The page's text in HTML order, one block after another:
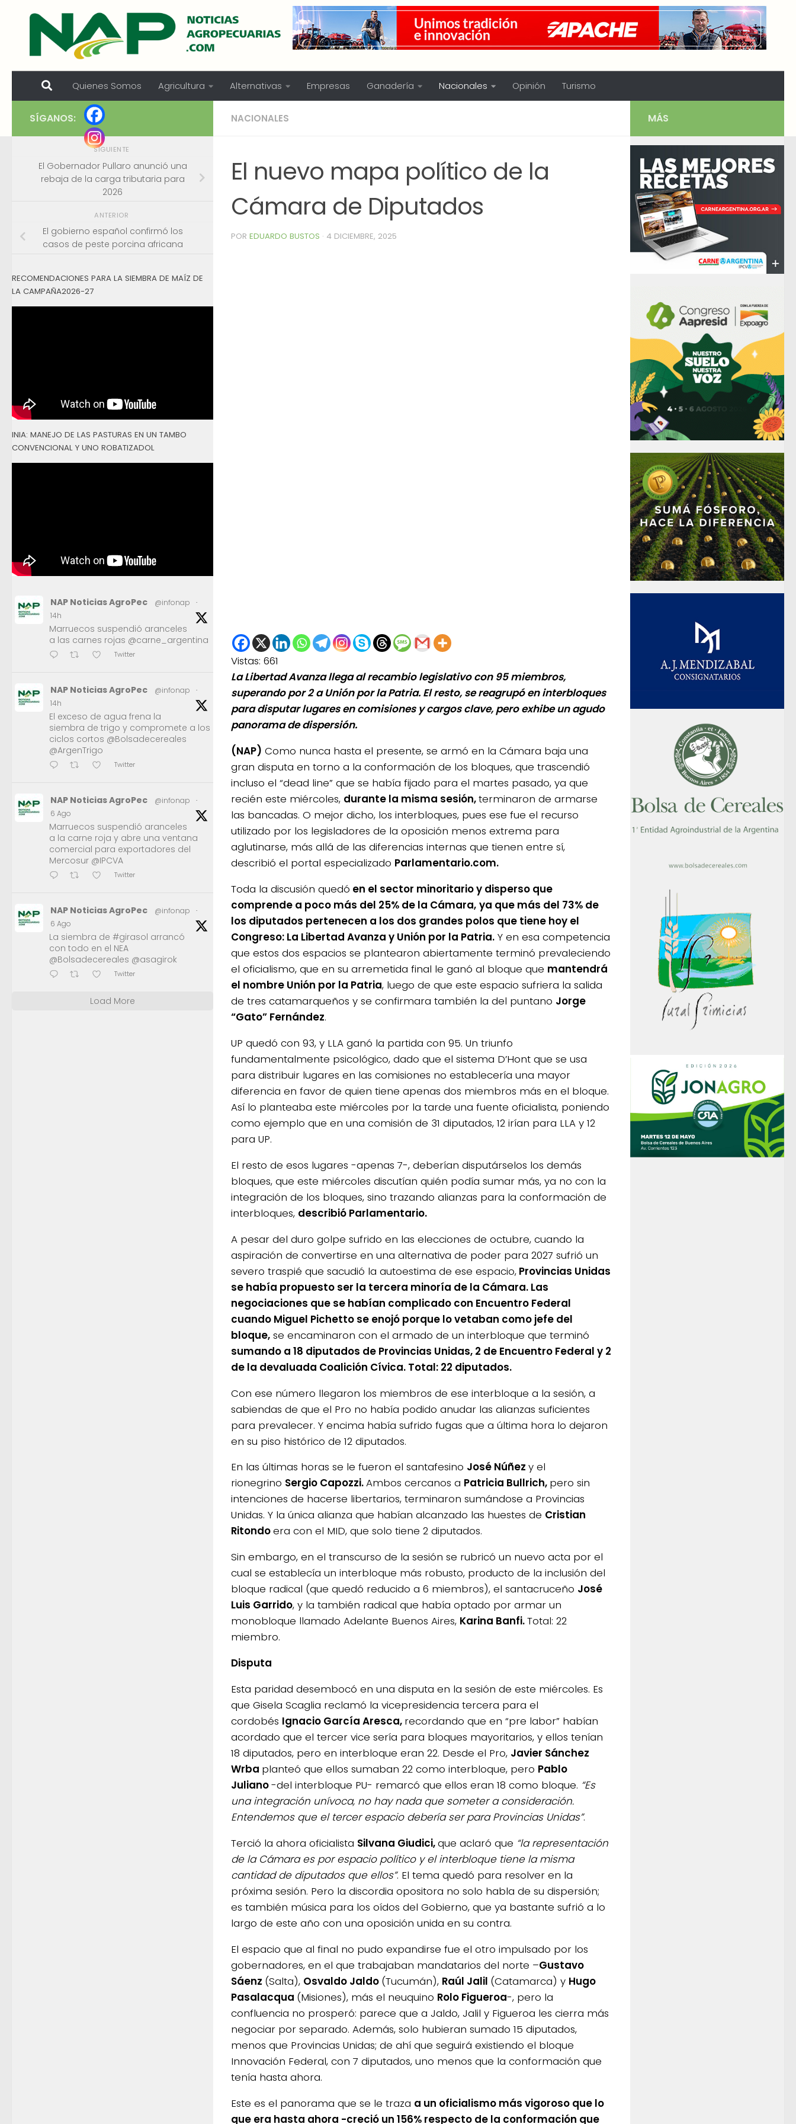
Skip to content
Quienes Somos Agricultura Alternativas Empresas Ganadería Nacionales Opinión Turismo
NACIONALES
El nuevo mapa político de la
Cámara de Diputados
POR EDUARDO BUSTOS · 4 DICIEMBRE, 2025
Vistas: 661
La Libertad Avanza llega al recambio legislativo con 95 miembros,
superando por 2 a Unión por la Patria. El resto, se reagrupó en interbloques
para disputar lugares en comisiones y cargos clave, pero exhibe un agudo
panorama de dispersión.
(NAP) Como nunca hasta el presente, se armó en la Cámara baja una
gran disputa en torno a la conformación de los bloques, que trascendió
incluso el “dead line” que se había fijado para el martes pasado, ya que
recién este miércoles, durante la misma sesión,terminaron de armarse
las bancadas. O mejor dicho, los interbloques, pues ese fue el recurso
utilizado por los legisladores de la oposición menos extrema para
aglutinarse, más allá de las diferencias internas que tienen entre sí,
describió el portal especializado Parlamentario.com.
Toda la discusión quedó en el sector minoritario y disperso que
comprende a poco más del 25% de la Cámara, ya que más del 73% de
los diputados pertenecen a los dos grandes polos que tiene hoy el
Congreso: La Libertad Avanza y Unión por la Patria. Y en esa competencia
que estos dos espacios se plantearon abiertamente terminó prevaleciendo
el oficialismo, que en su arremetida final le ganó al bloque que mantendrá
el nombre Unión por la Patria, luego de que este espacio sufriera la salida
de tres catamarqueños y se confirmara también la del puntano Jorge
“Gato” Fernández.
UP quedó con 93, y LLA ganó la partida con 95. Un triunfo
fundamentalmente psicológico, dado que el sistema D’Hont que se usa
para distribuir lugares en las comisiones no establecería una mayor
diferencia en favor de quien tiene apenas dos miembros más en el bloque.
Así lo planteaba este miércoles por la tarde una fuente oficialista, poniendo
como ejemplo que en una comisión de 31 diputados, 12 irían para LLA y 12
para UP.
El resto de esos lugares -apenas 7-, deberían disputárselos los demás
bloques, que este miércoles discutían quién podía sumar más, ya no con la
integración de los bloques, sino trazando alianzas para la conformación de
interbloques, describió Parlamentario.
A pesar del duro golpe sufrido en las elecciones de octubre, cuando la
aspiración de convertirse en una alternativa de poder para 2027 sufrió un
severo traspié que sacudió la autoestima de ese espacio, Provincias Unidas
se había propuesto ser la tercera minoría de la Cámara. Las
negociaciones que se habían complicado con Encuentro Federal
cuando Miguel Pichetto se enojó porque lo vetaban como jefe del
bloque, se encaminaron con el armado de un interbloque que terminó
sumando a 18 diputados de Provincias Unidas, 2 de Encuentro Federal y 2
de la devaluada Coalición Cívica. Total: 22 diputados.
Con ese número llegaron los miembros de ese interbloque a la sesión, a
sabiendas de que el Pro no había podido anudar las alianzas suficientes
para prevalecer. Y encima había sufrido fugas que a última hora lo dejaron
en su piso histórico de 12 diputados.
En las últimas horas se le fueron el santafesino José Núñez y el
rionegrino Sergio Capozzi.Ambos cercanos a Patricia Bullrich, pero sin
intenciones de hacerse libertarios, terminaron sumándose a Provincias
Unidas. Y la única alianza que habían alcanzado las huestes de Cristian
Ritondoera con el MID, que solo tiene 2 diputados.
Sin embargo, en el transcurso de la sesión se rubricó un nuevo acta por el
cual se establecía un interbloque más robusto, producto de la inclusión del
bloque radical (que quedó reducido a 6 miembros), el santacruceño José
Luis Garrido, y la también radical que había optado por armar un
monobloque llamado Adelante Buenos Aires, Karina Banfi.Total: 22
miembro.
Disputa
Esta paridad desembocó en una disputa en la sesión de este miércoles. Es
que Gisela Scaglia reclamó la vicepresidencia tercera para el
cordobés Ignacio García Aresca, recordando que en “pre labor” habían
acordado que el tercer vice sería para bloques mayoritarios, y ellos tenían
18 diputados, pero en interbloque eran 22. Desde el Pro, Javier Sánchez
Wrba planteó que ellos sumaban 22 como interbloque, pero Pablo
Juliano-del interbloque PU- remarcó que ellos eran 18 como bloque. “Es
una integración unívoca, no hay nada que someter a consideración.
Entendemos que el tercer espacio debería ser para Provincias Unidas”.
Terció la ahora oficialista Silvana Giudici,que aclaró que “la representación
de la Cámara es por espacio político y el interbloque tiene la misma
cantidad de diputados que ellos”. El tema quedó para resolver en la
próxima sesión. Pero la discordia opositora no solo habla de su dispersión;
es también música para los oídos del Gobierno, que ya bastante sufrió a lo
largo de este año con una oposición unida en su contra.
El espacio que al final no pudo expandirse fue el otro impulsado por los
gobernadores, en el que trabajaban mandatarios del norte –Gustavo
Sáenz (Salta), Osvaldo Jaldo (Tucumán), Raúl Jalil (Catamarca) y Hugo
Pasalacqua (Misiones), más el neuquino Rolo Figueroa-, pero la
confluencia no prosperó: parece que a Jaldo, Jalil y Figueroa les cierra más
negociar por separado. Además, solo hubieran sumado 15 diputados,
menos que Provincias Unidas; de ahí que seguirá existiendo el bloque
Innovación Federal, con 7 diputados, uno menos que la conformación que
tenía hasta ahora.
Este es el panorama que se le traza a un oficialismo más vigoroso que lo
que era hasta ahora -creció un 156% respecto de la conformación que
SÍGANOS:
SIGUIENTE
El Gobernador Pullaro anunció una
rebaja de la carga tributaria para
2026
ANTERIOR
El gobierno español confirmó los
casos de peste porcina africana
RECOMENDACIONES PARA LA SIEMBRA DE MAÍZ DE
LA CAMPAÑA2026-27
INIA: MANEJO DE LAS PASTURAS EN UN TAMBO
CONVENCIONAL Y UNO ROBATIZADOL
NAP Noticias AgroPec @infonap
·
14h
Marruecos suspendió aranceles
a las carnes rojas @carne_argentina
Twitter
NAP Noticias AgroPec @infonap
·
14h
El exceso de agua frena la
siembra de trigo y compromete a los
ciclos cortos @Bolsadecereales
@ArgenTrigo
Twitter
NAP Noticias AgroPec @infonap
·
6 Ago
Marruecos suspendió aranceles
a la carne roja y abre una ventana
comercial para exportadores del
Mercosur @IPCVA
Twitter
NAP Noticias AgroPec @infonap
·
6 Ago
La siembra de #girasol arrancó
con todo en el NEA
@Bolsadecereales @asagirok
Twitter
Load More
MÁS